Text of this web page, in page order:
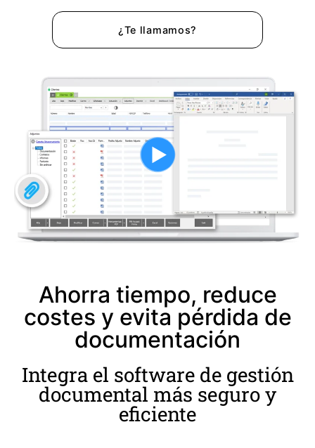
¿Te llamamos?
Ahorra tiempo, reduce
costes y evita pérdida de
documentación
Integra el software de gestión
documental más seguro y
eficiente